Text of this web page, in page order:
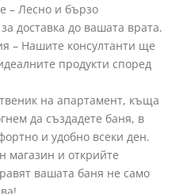
– Лесно и бързо
доставка до вашата врата.
– Нашите консултанти ще
продукти според
на апартамент, къща
да създадете баня, в
и удобно всеки ден.
магазин и открийте
вашата баня не само